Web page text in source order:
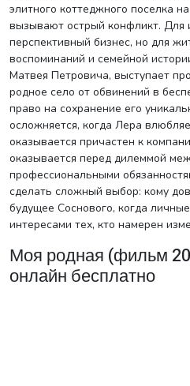
элитного коттеджного поселка
вызывают острый конфликт. Для
перспективный бизнес, но для
воспоминаний и семейной
Матвея Петровича, выступает
родное село от обвинений в
право на сохранение его
осложняется, когда Лера
оказывается причастен к
оказывается перед дилеммой
профессиональными
сделать сложный выбор: кому
будущее Соснового, когда
интересами тех, кто намерен
Моя родная (фильм
онлайн бесплатно